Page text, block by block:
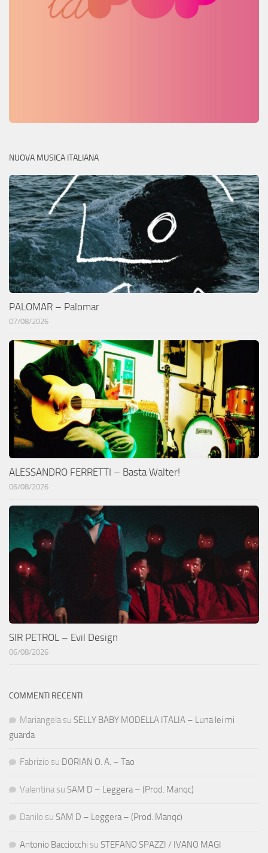
NUOVA MUSICA ITALIANA
PALOMAR – Palomar
07/08/2026
ALESSANDRO FERRETTI – Basta Walter!
06/08/2026
SIR PETROL – Evil Design
06/08/2026
COMMENTI RECENTI
Mariangela su SELLY BABY MODELLA ITALIA – Luna lei mi
guarda
Fabrizio su DORIAN O. A. – Tao
Valentina su SAM D – Leggera – (Prod. Manqc)
Danilo su SAM D – Leggera – (Prod. Manqc)
Antonio Bacciocchi su STEFANO SPAZZI / IVANO MAGI